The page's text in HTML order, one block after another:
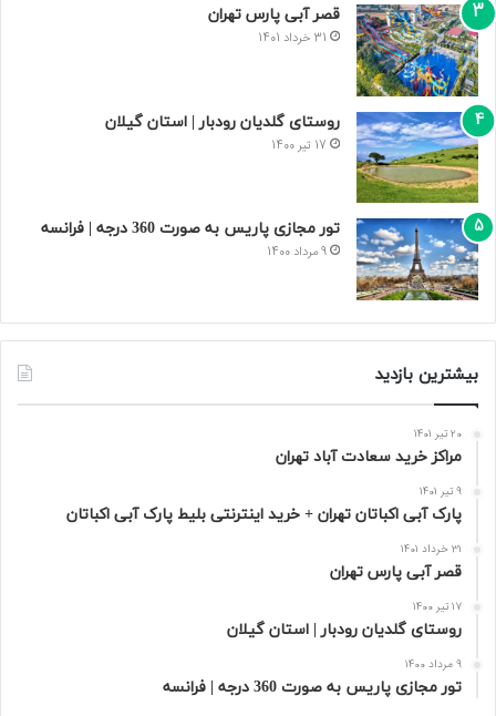
قصر آبی پارس تهران
31 خرداد 1401
روستای گلدیان رودبار | استان گیلان
17 تیر 1400
تور مجازی پاریس به صورت 360 درجه | فرانسه
9 مرداد 1400
بیشترین بازدید
20 تیر 1401
مراکز خرید سعادت‌ آباد تهران
9 تیر 1401
پارک آبی اکباتان تهران + خرید اینترنتی بلیط پارک آبی اکباتان
31 خرداد 1401
قصر آبی پارس تهران
17 تیر 1400
روستای گلدیان رودبار | استان گیلان
9 مرداد 1400
تور مجازی پاریس به صورت 360 درجه | فرانسه